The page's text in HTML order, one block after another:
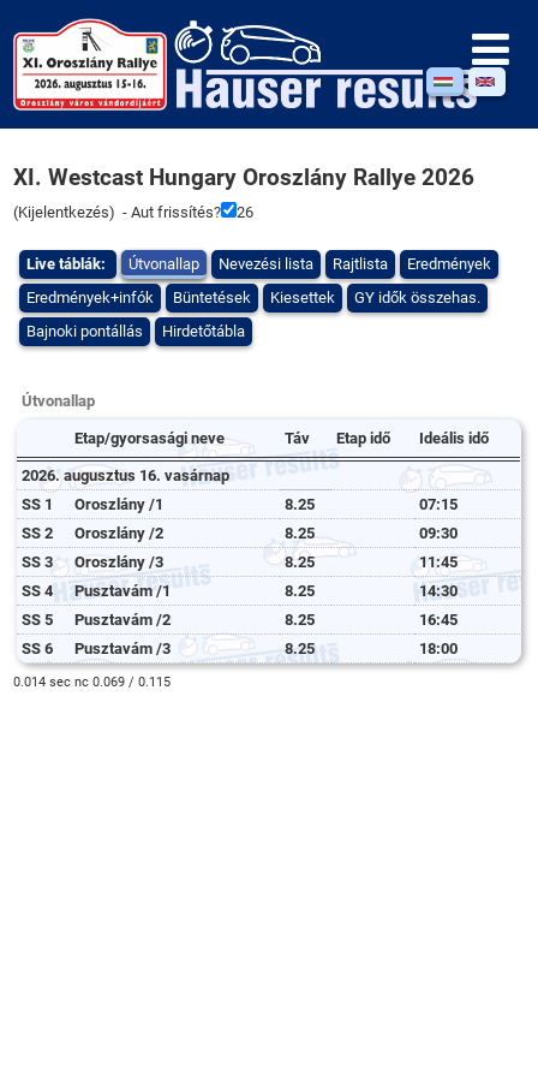
XI. Westcast Hungary Oroszlány Rallye 2026
(Kijelentkezés) - Aut frissítés? 26
Live táblák: Útvonallap Nevezési lista Rajtlista
Eredmények
Eredmények+infók
Büntetések Kiesettek
GY idők összehas.
Bajnoki pontállás
Hirdetőtábla
Útvonallap
Etap/gyorsasági neve Táv Etap idő Ideális idő
2026. augusztus 16. vasárnap
SS 1
Oroszlány /1 8.25
07:15
SS 2
Oroszlány /2 8.25
09:30
SS 3
Oroszlány /3 8.25
11:45
SS 4
Pusztavám /1 8.25
14:30
SS 5
Pusztavám /2 8.25
16:45
SS 6
Pusztavám /3 8.25 18:00
0.014 sec nc 0.069 / 0.115